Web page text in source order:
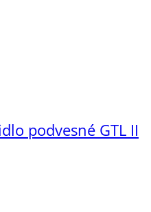
podvesné GTL II